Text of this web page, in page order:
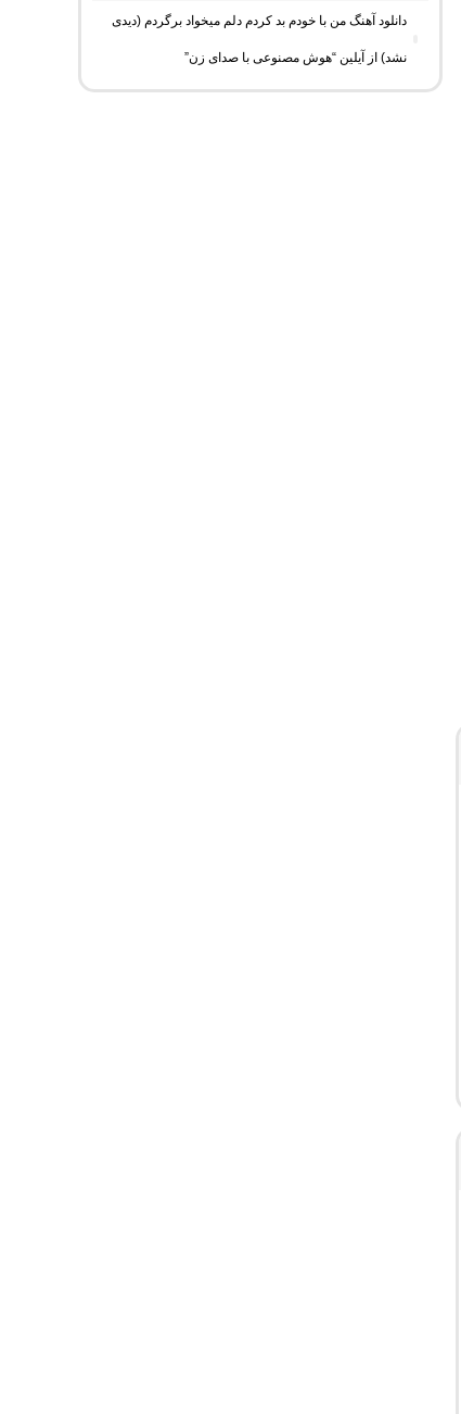
دانلود آهنگ من با خودم بد کردم دلم میخواد برگردم (دیدی
نشد) از آیلین “هوش مصنوعی با صدای زن”